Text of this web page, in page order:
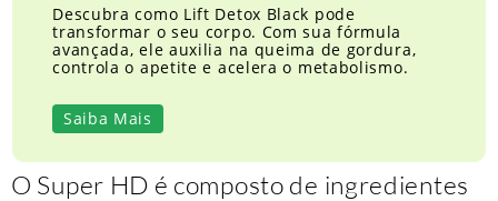
Descubra como Lift Detox Black pode
transformar o seu corpo. Com sua fórmula
avançada, ele auxilia na queima de gordura,
controla o apetite e acelera o metabolismo.
Saiba Mais
O Super HD é composto de ingredientes